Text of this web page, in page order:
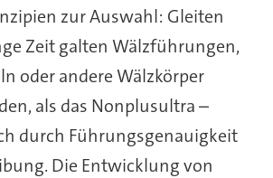
zur Auswahl: Gleiten
Zeit galten Wälzführungen,
oder andere Wälzkörper
als das Nonplusultra –
durch Führungsgenauigkeit
Die Entwicklung von